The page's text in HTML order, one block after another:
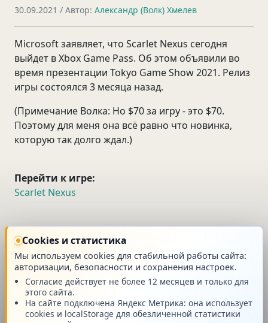
30.09.2021 / Автор: Александр (Волк) Хмелев
Microsoft заявляет, что Scarlet Nexus сегодня
выйдет в Xbox Game Pass. Об этом объявили во
время презентации Tokyo Game Show 2021. Релиз
игры состоялся 3 месяца назад.
(Примечание Волка: Но $70 за игру - это $70.
Поэтому для меня она всё равно что новинка,
которую так долго ждал.)
Перейти к игре:
Scarlet Nexus
Xbox Game Pass новость
Главная
Cookies и статистика
Мы используем cookies для стабильной работы сайта:
авторизации, безопасности и сохранения настроек.
Согласие действует не более 12 месяцев и только для
этого сайта.
На сайте подключена Яндекс Метрика: она использует
cookies и localStorage для обезличенной статистики